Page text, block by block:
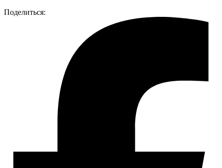
Поделиться: